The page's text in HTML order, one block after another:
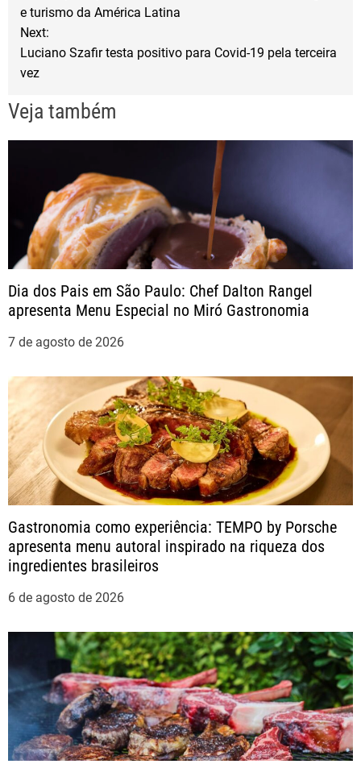
o
k
r
g
o
d
e
P
o
s
t
e turismo da América Latina
Next:
Luciano Szafir testa positivo para Covid-19 pela terceira
vez
Veja também
Dia dos Pais em São Paulo: Chef Dalton Rangel
apresenta Menu Especial no Miró Gastronomia
7 de agosto de 2026
Gastronomia como experiência: TEMPO by Porsche
apresenta menu autoral inspirado na riqueza dos
ingredientes brasileiros
6 de agosto de 2026